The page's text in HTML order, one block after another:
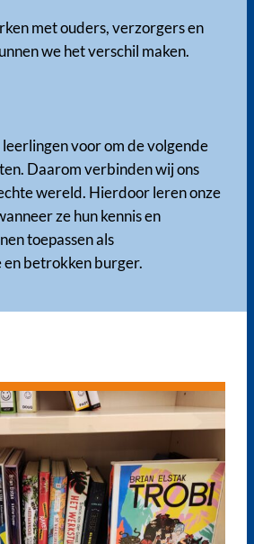
met ouders, verzorgers en
we het verschil maken.
voor om de volgende
Daarom verbinden wij ons
wereld. Hierdoor leren onze
ze hun kennis en
toepassen als
betrokken burger.